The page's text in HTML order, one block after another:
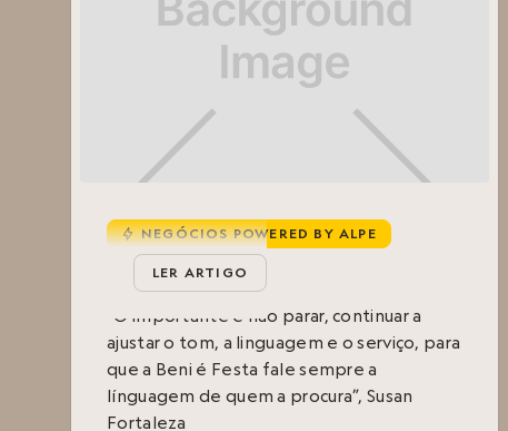
u NEGÓCIOS POWERED BY ALPE
Beni é Festa
“O importante é não parar, continuar a
ajustar o tom, a linguagem e o serviço, para
que a Beni é Festa fale sempre a
línguagem de quem a procura”, Susan
Fortaleza
LER ARTIGO